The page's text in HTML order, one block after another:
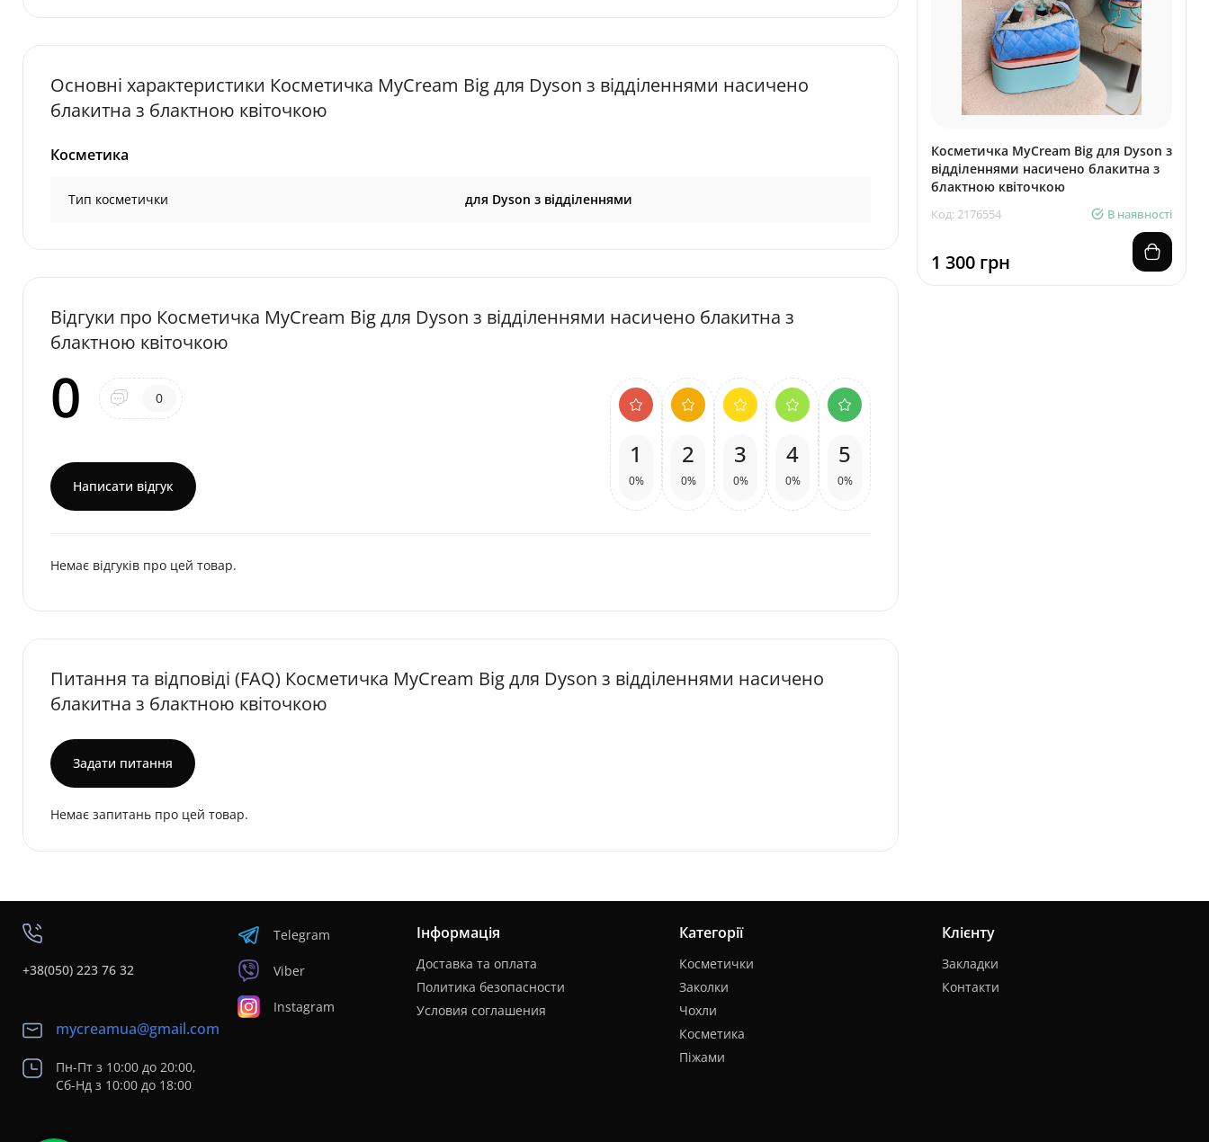
Основні характеристики Косметичка MyCream Big для Dyson з відділеннями насичено
блакитна з блактною квіточкою
Косметика
Тип косметички для Dyson з відділеннями
Відгуки про Косметичка MyCream Big для Dyson з відділеннями насичено блакитна з
блактною квіточкою
0 0
Написати відгук
1
0%
2
0%
3
0%
4
0%
5
0%
Немає відгуків про цей товар.
Питання та відповіді (FAQ) Косметичка MyCream Big для Dyson з відділеннями насичено
блакитна з блактною квіточкою
Задати питання
Немає запитань про цей товар.
Косметичка MyCream Big для Dyson з
відділеннями насичено блакитна з
блактною квіточкою
Код: 2176554 В наявності
1 300 грн
+38(050) 223 76 32
mycreamua@gmail.com
Пн-Пт з 10:00 до 20:00,
Сб-Нд з 10:00 до 18:00
Telegram
Viber
Instagram
Інформація
Доставка та оплата
Политика безопасности
Условия соглашения
Категорії
Косметички
Заколки
Чохли
Косметика
Піжами
Клієнту
Закладки
Контакти